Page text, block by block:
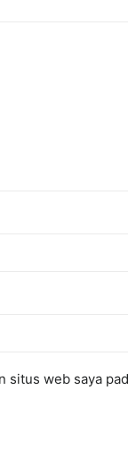
situs web saya